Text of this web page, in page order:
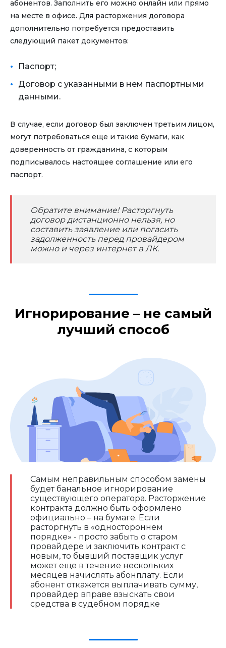
абонентов. Заполнить его можно онлайн или прямо
на месте в офисе. Для расторжения договора
дополнительно потребуется предоставить
следующий пакет документов:
Паспорт;
Договор с указанными в нем паспортными
данными.
В случае, если договор был заключен третьим лицом,
могут потребоваться еще и такие бумаги, как
доверенность от гражданина, с которым
подписывалось настоящее соглашение или его
паспорт.
Обратите внимание! Расторгнуть
договор дистанционно нельзя, но
составить заявление или погасить
задолженность перед провайдером
можно и через интернет в ЛК.
Игнорирование – не самый
лучший способ
Самым неправильным способом замены
будет банальное игнорирование
существующего оператора. Расторжение
контракта должно быть оформлено
официально – на бумаге. Если
расторгнуть в «одностороннем
порядке» - просто забыть о старом
провайдере и заключить контракт с
новым, то бывший поставщик услуг
может еще в течение нескольких
месяцев начислять абонплату. Если
абонент откажется выплачивать сумму,
провайдер вправе взыскать свои
средства в судебном порядке